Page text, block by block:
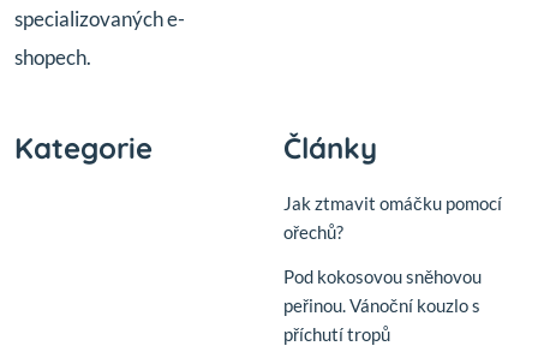
specializovaných e-
shopech.
Kategorie Články
Jak ztmavit omáčku pomocí
ořechů?
Pod kokosovou sněhovou
peřinou. Vánoční kouzlo s
příchutí tropů